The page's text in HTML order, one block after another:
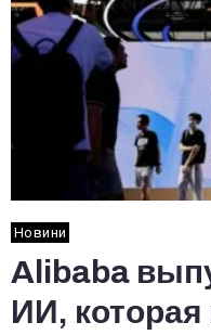
Новини
Alibaba
ИИ,